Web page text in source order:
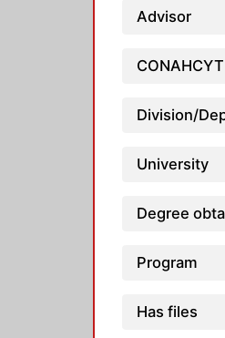
Advisor
Division/
University
Degree
Program
Has files